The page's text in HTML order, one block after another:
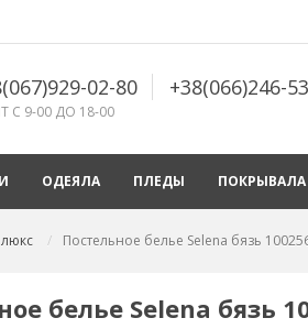
02-80 +38(066)246-
С 9-00 ДО 18-00
ОДЕЯЛА ПЛЕДЫ ПОКРЫВАЛА
Постельное белье Selena бязь
белье Selena бязь